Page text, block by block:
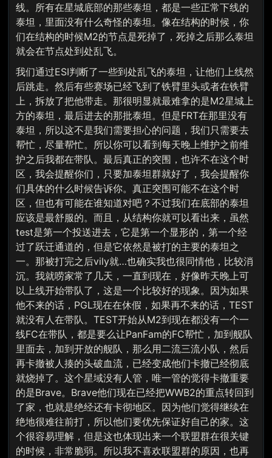
线。所有在星城底部的那些泰坦，都是一些正常下线的
泰坦，里面没有什么奇怪的泰坦。像在结构的时候，你
们在结构的时候M2的节点是死掉了，死掉之后那么泰坦
就会在节点处到处乱飞。
我们通过ESI判断了一些到处乱飞的泰坦，让他们上线然
后跳走。然后有些赛场已经飞到了铁臂里头或者在铁臂
上，拆放了把他带走。那很明显就最难拿的是M2星城上
方的泰坦，最后进去的那批泰坦。但是FRT在那里没有
泰坦，所以这不是我们需要担心的问题，我们只需要去
帮忙，尽量帮忙。所以你可以看到每天晚上维护之前维
护之后我都在带队。最后真正的突围，也许不在这个时
区，我会提醒你们，只要加泰坦群就好了，我会提醒你
们具体的什么时候告诉你。真正突围可能不在这个时
区，但也有可能在谁知道对吧？不过我们在底部的泰坦
应该是最舒服的。而且，从结构你就可以看出来，虽然
test是第一个投送进去，它是第一个显形的，第一个经
过了跃迁通道的，但是它依然是被打的主要的泰坦之
一。那被打完之后vily就…也确实我也很同情他，比较消
沉。我就唠家常了几天，一直到现在，好像昨天晚上可
以上线开始带队了，这是一个比较好的现象。因为如果
他不来的话，PGL现在在休假，如果再不来的话，TEST
就没有人在带队。TEST开始从M2到现在都没有一个一
线FC在带队，都是要么让PanFam的FC帮忙，加到舰队
里面去，加到开放的舰队，那么用二流三流小队，然后
再卡撤被人揍的头破血流，已经变成他们卡撤已经彻底
就烧掉了。这个星域没有人管，唯一管的觉得卡撤重要
的是Brave。Brave他们现在已经把WWB2的重点转回到
了家，也就是绝经还有卡彻地区。因为他们觉得继续在
绝地很难往前打，所以他们要优先保证好自己的家。这
个很容易理解，但是这也体现出来一个联盟群在很关键
的时候，非常脆弱。所以我不喜欢联盟群的原因，也再